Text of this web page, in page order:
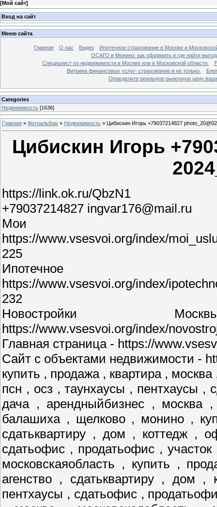
[Мой сайт]
Вход на сайт
Меню сайта
Главная О нас Видео
Ипотечное страхование в Москве и
ОСАГО в Монино: как оформить и где найти
Специалист по недвижимости в Москве или в Московской области.
Витрина финансовых услуг- страхование и не только.
Блог
Определите реальную рыночную цену
Categories
Недвижимость [1636]
Главная » Фотоальбом » Недвижимость » Цибискин Игорь +79037214827
Цибискин Игорь
https://link.ok.ru/QbzN1
+79037214827 ingvar176@mail.ru
Мои
https://www.vsesvoi.org/index/
225
Ипотечное
https://www.vsesvoi.org/index/
232
Новостройки
https://www.vsesvoi.org/index/
Главная страница - https://
Сайт с объектами недвижимости -
купить , продажа , квартира ,
псн , осз , таунхаусы , пентхаусы ,
дача , арендныйбизнес , москва
балашиха , щелково , монино ,
сдатьквартиру , дом , коттедж ,
сдатьофис , продатьофис ,
московскаяобласть , купить ,
агенство , сдатьквартиру , дом
пентхаусы , сдатьофис ,